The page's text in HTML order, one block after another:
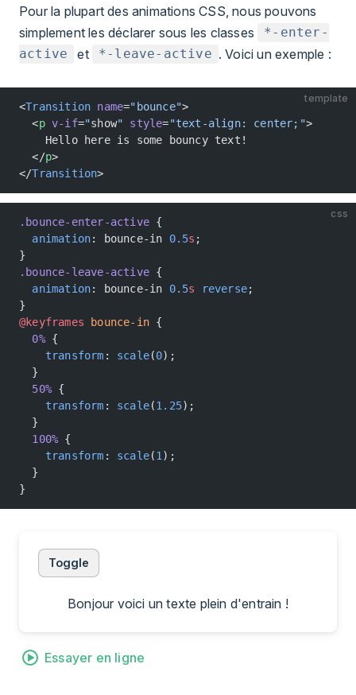
Pour la plupart des animations CSS, nous pouvons
simplement les déclarer sous les classes
*-enter-
active
et *-leave-active . Voici un exemple :
template
<Transition name="bounce">
  <
p v-if="show" style="text-align: center;">
    Hello here is some bouncy text!
  </
p>
</Transition>
css
.bounce-enter-active {
  animation
: bounce-in 0.5s ;
}
.bounce-leave-active {
  animation
: bounce-in 0.5s reverse;
}
@keyframes bounce-in {
  0%
{
    transform
: scale(0);
  }
  50%
{
    transform
: scale(1.25);
  }
  100%
{
    transform
: scale(1 );
  }
}
Toggle
Bonjour voici un texte plein d'entrain !
Essayer en ligne